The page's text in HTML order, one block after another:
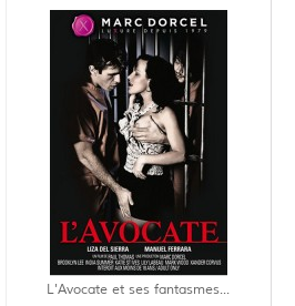
L'Avocate et ses fantasmes...